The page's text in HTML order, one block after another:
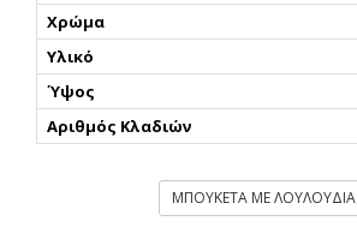
Χρώμα
Υλικό
Ύψος
Αριθμός Κλαδιών
ΜΠΟΥΚΕΤΑ ΜΕ ΛΟΥΛΟΥΔΙΑ